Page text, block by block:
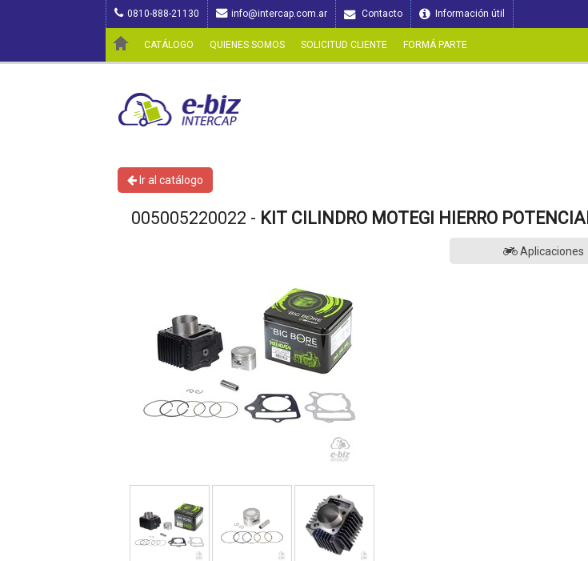
0810-888-21130 info@intercap.com.ar Contacto Información útil
CATÁLOGO QUIENES SOMOS SOLICITUD CLIENTE FORMÁ PARTE
Ir al catálogo
005005220022 - KIT CILINDRO MOTEGI HIERRO
Aplicaciones